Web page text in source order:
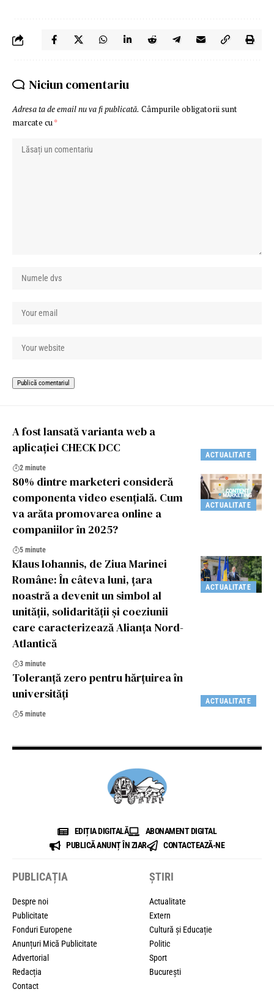
Niciun comentariu
Adresa ta de email nu va fi publicată. Câmpurile obligatorii sunt
marcate cu*
ACTUALITATE
A fost lansată varianta web a
aplicației CHECK DCC
2 minute
ACTUALITATE
80% dintre marketeri consideră
componenta video esențială. Cum
va arăta promovarea online a
companiilor în 2025?
5 minute
ACTUALITATE
Klaus Iohannis, de Ziua Marinei
Române: În câteva luni, țara
noastră a devenit un simbol al
unității, solidarității și coeziunii
care caracterizează Alianța Nord-
Atlantică
3 minute
ACTUALITATE
Toleranță zero pentru hărțuirea în
universități
5 minute
EDIȚIA DIGITALĂ
ABONAMENT DIGITAL
PUBLICĂ ANUNȚ ÎN ZIAR
CONTACTEAZĂ-NE
PUBLICAȚIA
Despre noi
Publicitate
Fonduri Europene
Anunțuri Mică Publicitate
Advertorial
Redacția
Contact
ȘTIRI
Actualitate
Extern
Cultură și Educație
Politic
Sport
București